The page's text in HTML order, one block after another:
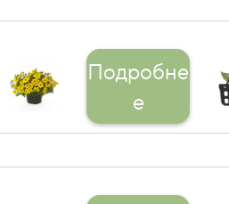
Подробне
е